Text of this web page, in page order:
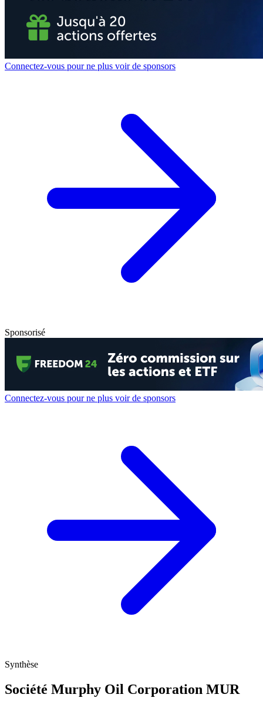
Connectez-vous pour ne plus voir de sponsors
Sponsorisé
Connectez-vous pour ne plus voir de sponsors
Synthèse
Société Murphy Oil Corporation MUR